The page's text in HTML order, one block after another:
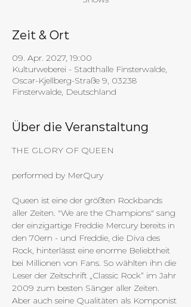
Zeit & Ort
09. Apr. 2027, 19:00
Kulturweberei - Stadthalle Finsterwalde,
Oscar-Kjellberg-Straße 9, 03238
Finsterwalde, Deutschland
Über die Veranstaltung
THE GLORY OF QUEEN
performed by MerQury
Queen ist eine der größten Rockbands
aller Zeiten. "We are the Champions" sang
der einzigartige Freddie Mercury bereits in
den 70ern - und Freddie, die Diva des
Rock, hinterlässt eine enorme Beliebtheit
bei Millionen von Fans. So wählten ihn die
Leser der Zeitschrift „Classic Rock“ im Jahr
2009 zum besten Sänger aller Zeiten.
Aber auch seine Qualitäten als Komponist